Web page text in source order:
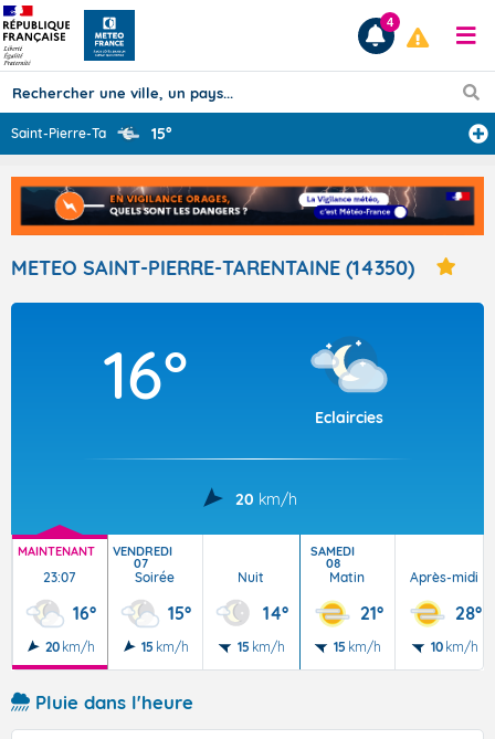
Prévisions
TOUS LES RÉSULTATS
Articles
4
Saint-Pierre-Ta 15°
METEO SAINT-PIERRE-TARENTAINE (14350)
16°
Eclaircies
20 km/h
MAINTENANT
23:07
16°
20 km/h
VENDREDI
07
Soirée
15°
15 km/h
Nuit
14°
15 km/h
SAMEDI
08
Matin
21°
15 km/h
Après-midi
28°
10 km/h
Pluie dans l'heure